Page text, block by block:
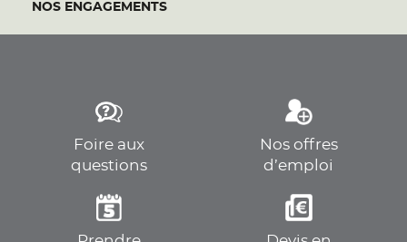
NOS ENGAGEMENTS
Foire aux
questions
Nos offres
d’emploi